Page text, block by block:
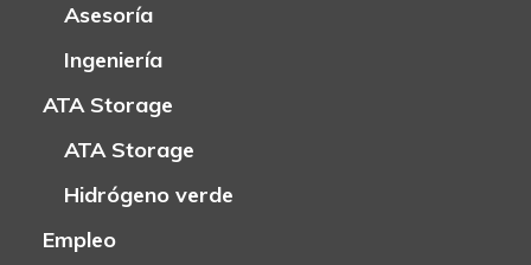
Asesoría
Ingeniería
ATA Storage
ATA Storage
Hidrógeno verde
Empleo